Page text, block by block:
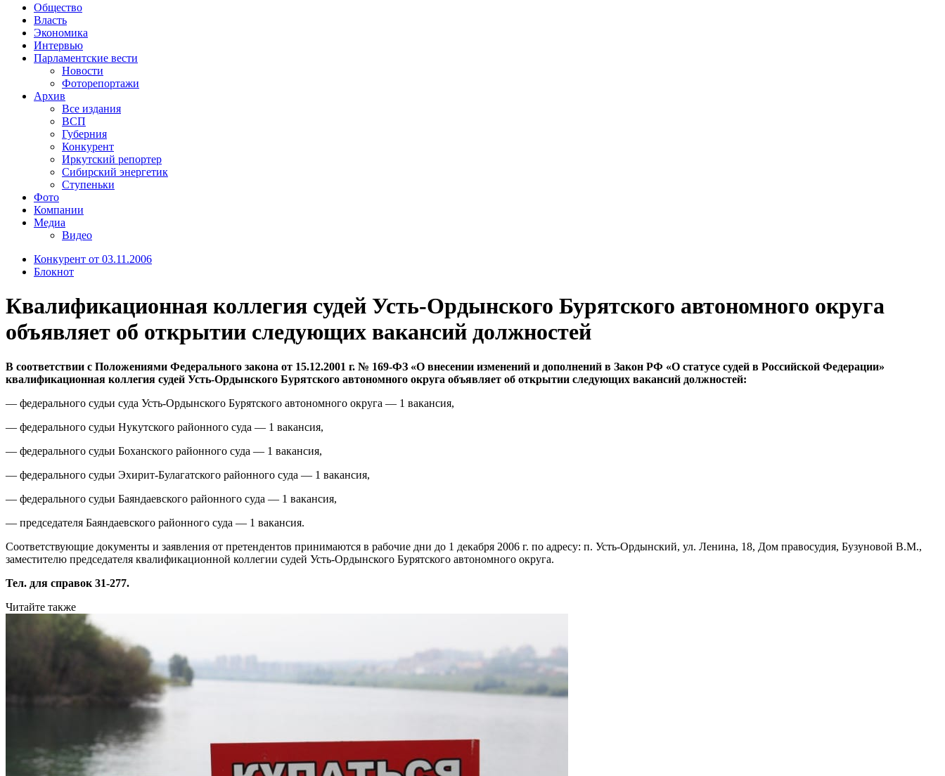
Общество
Власть
Экономика
Интервью
Парламентские вести
Новости
Фоторепортажи
Архив
Все издания
ВСП
Губерния
Конкурент
Иркутский репортер
Сибирский энергетик
Ступеньки
Фото
Компании
Медиа
Видео
Конкурент от 03.11.2006
Блокнот
Квалификационная коллегия судей Усть-Ордынского Бурятского автономного округа
объявляет об открытии следующих вакансий должностей
В соответствии с Положениями Федерального закона от 15.12.2001 г. № 169-ФЗ «О внесении изменений и дополнений в Закон РФ «О статусе судей в Российской Федерации»
квалификационная коллегия судей Усть-Ордынского Бурятского автономного округа объявляет об открытии следующих вакансий должностей:
— федерального судьи суда Усть-Ордынского Бурятского автономного округа — 1 вакансия,
— федерального судьи Нукутского районного суда — 1 вакансия,
— федерального судьи Боханского районного суда — 1 вакансия,
— федерального судьи Эхирит-Булагатского районного суда — 1 вакансия,
— федерального судьи Баяндаевского районного суда — 1 вакансия,
— председателя Баяндаевского районного суда — 1 вакансия.
Соответствующие документы и заявления от претендентов принимаются в рабочие дни до 1 декабря 2006 г. по адресу: п. Усть-Ордынский, ул. Ленина, 18, Дом правосудия, Бузуновой В.М.,
заместителю председателя квалификационной коллегии судей Усть-Ордынского Бурятского автономного округа.
Тел. для справок 31-277.
Читайте также